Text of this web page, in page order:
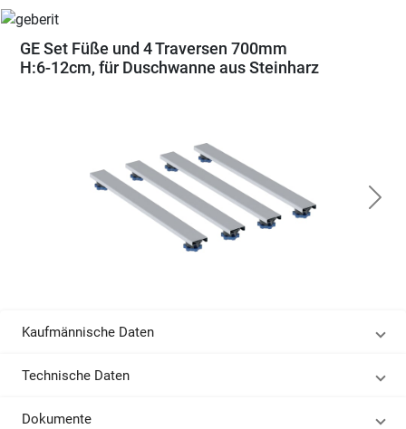
GE Set Füße und 4 Traversen 700mm
H:6-12cm, für Duschwanne aus Steinharz
Kaufmännische Daten
Technische Daten
Dokumente